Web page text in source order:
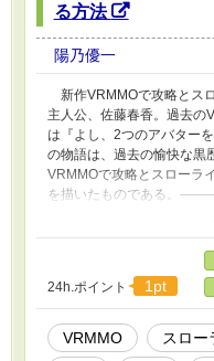
る方法
陽乃優一
新作VRMMOで攻略とス
主人公、佐藤春香。過去の
は『よし、2つのアバター
の物語は、過去の愉快な黒
VRMMOで攻略とスローラ
を描いたものである。
どれだけの歓喜と困惑、称
かを。
24h.ポイント 1pt
VRMMO スロー